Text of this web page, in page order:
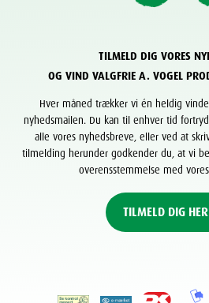
TILMELD DIG VORES
OG VIND VALGFRIE A. VOGEL
Hver måned trækker vi én heldig
nyhedsmailen. Du kan til enhver tid
alle vores nyhedsbreve, eller ved at
tilmelding herunder godkender du, at vi
overensstemmelse med
TILMELD DIG HER